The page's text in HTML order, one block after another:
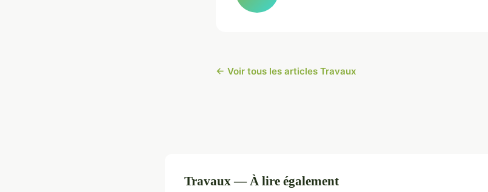
← Voir tous les articles Travaux
Travaux — À lire également